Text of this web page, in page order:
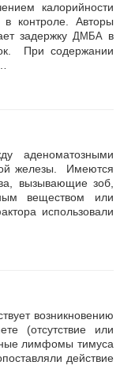
калорийности
контроле. Авторы
задержку ДМБА в
При содержании
аденоматозными
железы. Имеются
вызывающие зоб,
веществом или
использовали
возникновению
(отсутствие или
лимфомы тимуса
действие